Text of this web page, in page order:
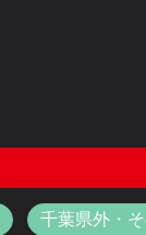
千葉県外・